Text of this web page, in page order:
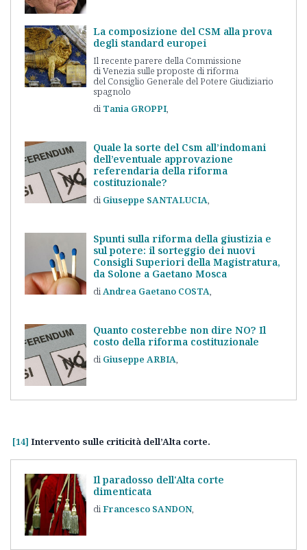
La composizione del CSM alla prova
degli standard europei
Il recente parere della Commissione
di Venezia sulle proposte di riforma
del Consiglio Generale del Potere Giudiziario
spagnolo
Tania GROPPI
Quale la sorte del Csm all’indomani
dell’eventuale approvazione
referendaria della riforma
costituzionale?
Giuseppe SANTALUCIA
Spunti sulla riforma della giustizia e
sul potere: il sorteggio dei nuovi
Consigli Superiori della Magistratura,
da Solone a Gaetano Mosca
Andrea Gaetano COSTA
Quanto costerebbe non dire NO? Il
costo della riforma costituzionale
Giuseppe ARBIA
[14] Intervento sulle criticità dell’Alta corte.
Il paradosso dell'Alta corte
dimenticata
Francesco SANDON